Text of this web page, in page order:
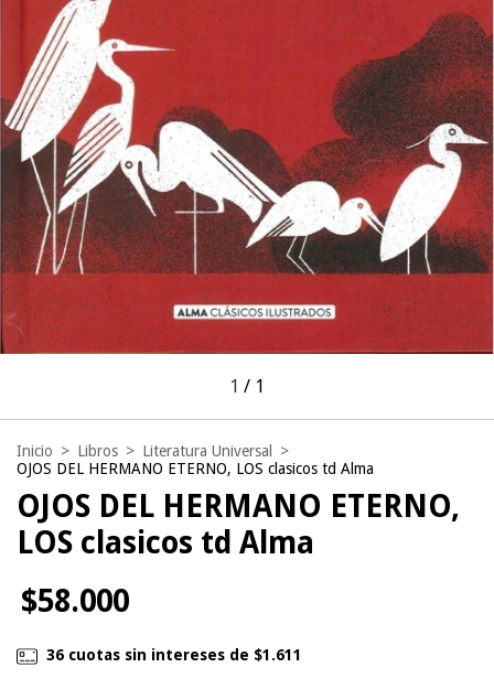
1 / 1
Inicio > Libros > Literatura Universal
>
OJOS DEL HERMANO ETERNO, LOS clasicos td Alma
OJOS DEL HERMANO ETERNO,
LOS clasicos td Alma
$58.000
36 cuotas sin intereses de $1.611